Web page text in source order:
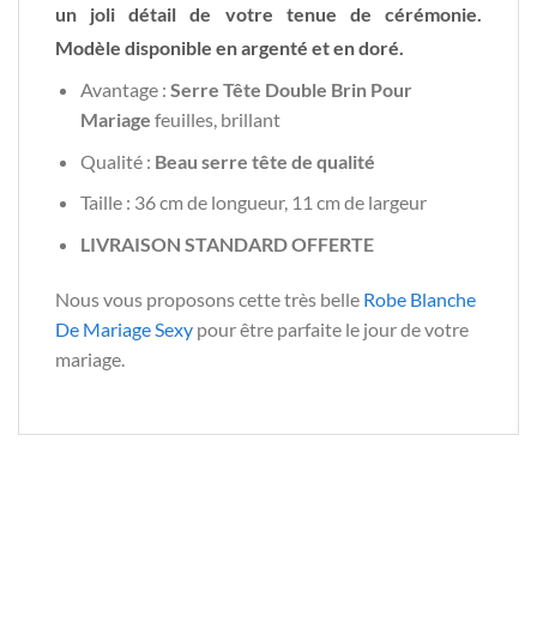
un joli détail de votre tenue de cérémonie.
Modèle disponible en argenté et en doré.
Avantage : Serre Tête Double Brin Pour
Mariage feuilles, brillant
Qualité : Beau serre tête de qualité
Taille : 36 cm de longueur, 11 cm de largeur
LIVRAISON STANDARD OFFERTE
Nous vous proposons cette très belle Robe Blanche
De Mariage Sexy pour être parfaite le jour de votre
mariage.